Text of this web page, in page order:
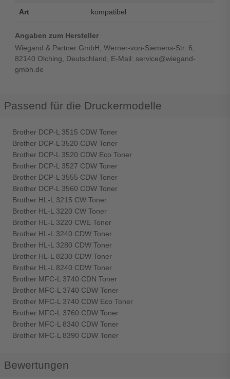
Art kompatibel
Angaben zum Hersteller
Wiegand & Partner GmbH, Werner-von-Siemens-Str. 6,
82140 Olching, Deutschland, E-Mail: service@wiegand-
gmbh.de
Passend für die Druckermodelle
Brother DCP-L 3515 CDW Toner
Brother DCP-L 3520 CDW Toner
Brother DCP-L 3520 CDW Eco Toner
Brother DCP-L 3527 CDW Toner
Brother DCP-L 3555 CDW Toner
Brother DCP-L 3560 CDW Toner
Brother HL-L 3215 CW Toner
Brother HL-L 3220 CW Toner
Brother HL-L 3220 CWE Toner
Brother HL-L 3240 CDW Toner
Brother HL-L 3280 CDW Toner
Brother HL-L 8230 CDW Toner
Brother HL-L 8240 CDW Toner
Brother MFC-L 3740 CDN Toner
Brother MFC-L 3740 CDW Toner
Brother MFC-L 3740 CDW Eco Toner
Brother MFC-L 3760 CDW Toner
Brother MFC-L 8340 CDW Toner
Brother MFC-L 8390 CDW Toner
Bewertungen